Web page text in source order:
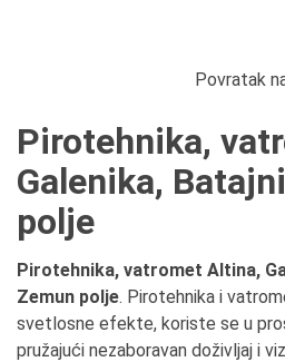
Povratak
Pirotehnika,
Galenika,
polje
Pirotehnika, vatromet Altina,
Zemun polje. Pirotehnika i
svetlosne efekte, koriste se u
pružajući nezaboravan doživljaj i